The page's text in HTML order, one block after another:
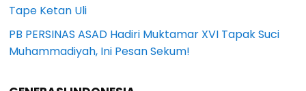
Tape Ketan Uli
PB PERSINAS ASAD Hadiri Muktamar XVI Tapak Suci
Muhammadiyah, Ini Pesan Sekum!